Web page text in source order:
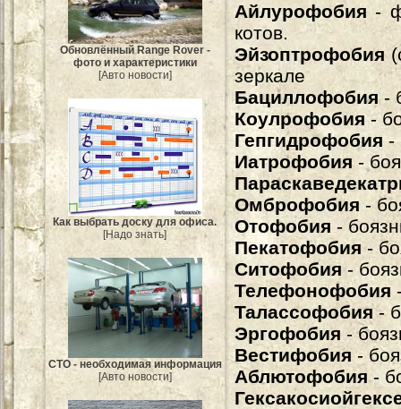
Обновлённый Range Rover -
фото и характеристики
[Авто новости]
Как выбрать доску для офиса.
[Надо знать]
СТО - необходимая информация
[Авто новости]
Айлурофобия -
котов.
Эйзоптрофобия
зеркале
Бациллофобия-
Коулрофобия -
Гепгидрофобия -
Иатрофобия -
Омброфобия -
Отофобия -
Пекатофобия-
Ситофобия -
Телефонофобия
Талассофобия -
Эргофобия -
Вестифобия -
Аблютофобия-